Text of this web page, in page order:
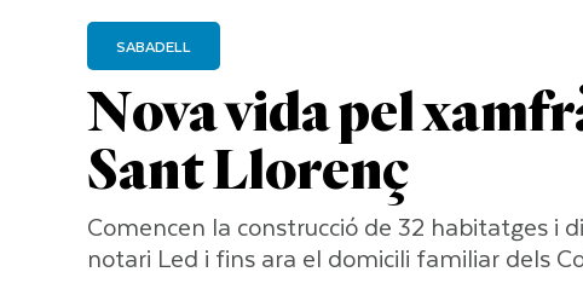
Nova vida pel
Sant Llorenç
SABADELL
Comencen la construcció de 32 habitatges i
notari Led i fins ara el domicili familiar dels